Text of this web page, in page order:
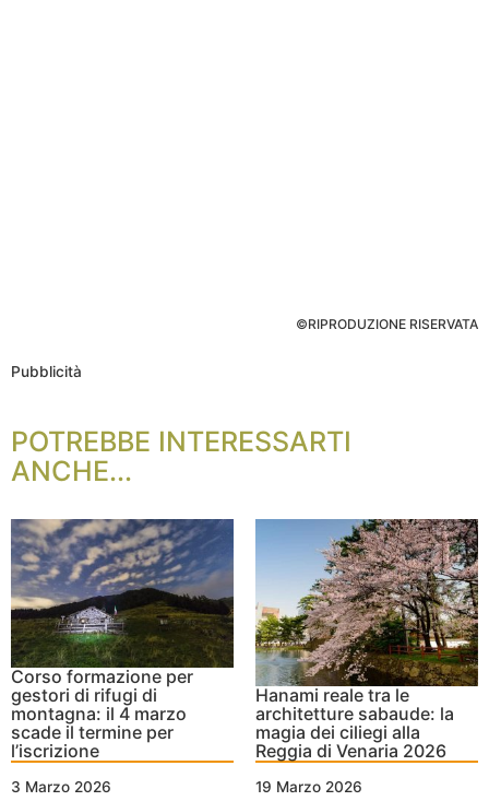
©RIPRODUZIONE RISERVATA
Pubblicità
POTREBBE INTERESSARTI
ANCHE...
Corso formazione per
gestori di rifugi di
montagna: il 4 marzo
scade il termine per
l’iscrizione
3 Marzo 2026
Hanami reale tra le
architetture sabaude: la
magia dei ciliegi alla
Reggia di Venaria 2026
19 Marzo 2026